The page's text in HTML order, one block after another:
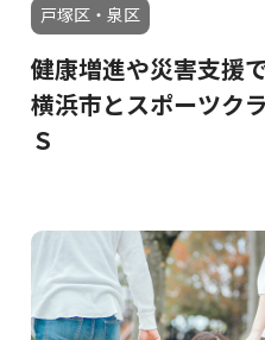
戸塚区・泉区
健康増進や災害支援
横浜市とスポーツク
Ｓ